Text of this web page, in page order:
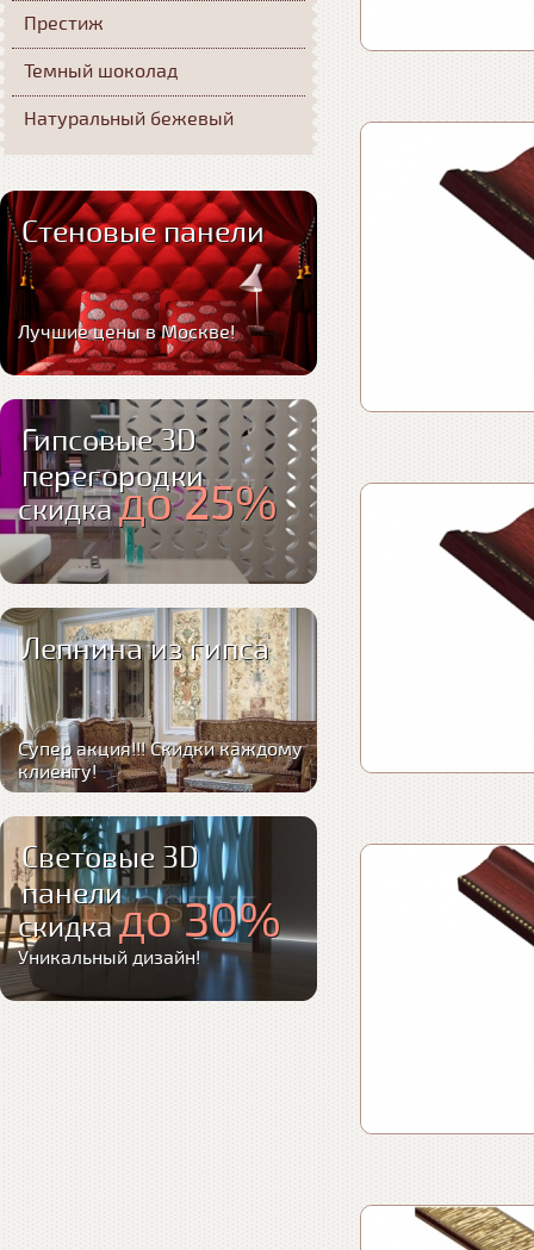
Престиж
Темный шоколад
Натуральный бежевый
Стеновые панели
Лучшие цены в Москве!
Гипсовые 3D
перегородки
скидкадо 25%
Лепнина из гипса
Супер акция!!! Скидки каждому
клиенту!
Световые 3D
панели
скидкадо 30%
Уникальный дизайн!